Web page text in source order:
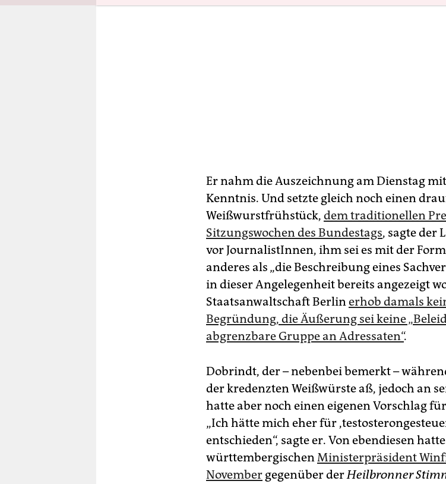
Er nahm die Auszeichnung am Dienstag
Kenntnis. Und setzte gleich noch einen
Weißwurstfrühstück, dem traditionellen
Sitzungswochen des Bundestags, sagte der
vor JournalistInnen, ihm sei es mit der
anderes als „die Beschreibung eines
in dieser Angelegenheit bereits angezeigt
Staatsanwaltschaft Berlinerhob damals
Begründung, die Äußerung sei keine
abgrenzbare Gruppe an Adressaten“.
Dobrindt, der – nebenbei bemerkt –
der kredenzten Weißwürste aß, jedoch an
hatte aber noch einen eigenen Vorschlag
„Ich hätte mich eher für
entschieden“, sagte er. Von ebendiesen
württembergischenMinisterpräsident
November gegenüber derHeilbronner